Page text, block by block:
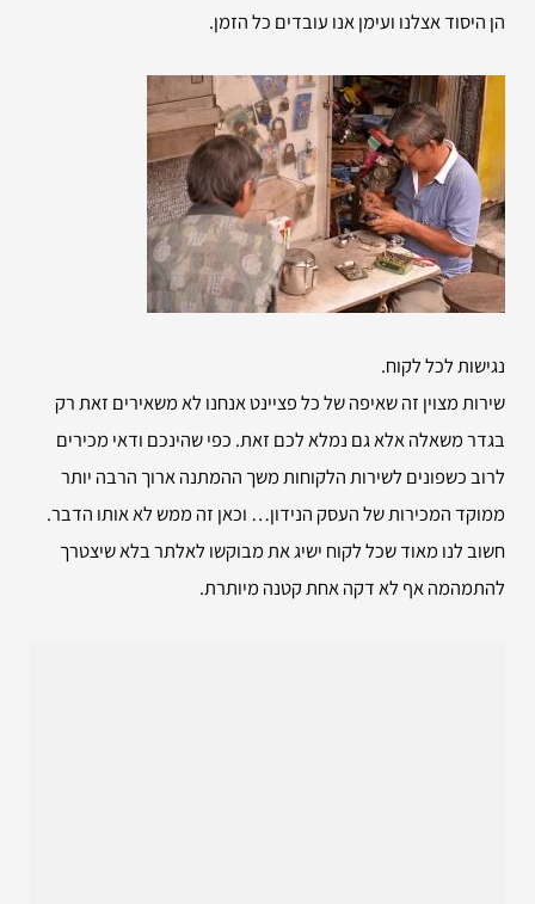
הן היסוד אצלנו ועימן אנו עובדים כל הזמן.
נגישות לכל לקוח.
שירות מצוין זה שאיפה של כל פציינט אנחנו לא משאירים זאת רק
בגדר משאלה אלא גם נמלא לכם זאת. כפי שהינכם ודאי מכירים
לרוב כשפונים לשירות הלקוחות משך ההמתנה ארוך הרבה יותר
ממוקד המכירות של העסק הנידון… וכאן זה ממש לא אותו הדבר.
חשוב לנו מאוד שכל לקוח ישיג את מבוקשו לאלתר בלא שיצטרך
להתמהמה אף לא דקה אחת קטנה מיותרת.